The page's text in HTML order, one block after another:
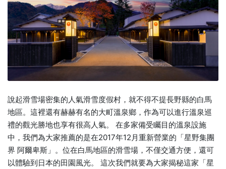
說起滑雪場密集的人氣滑雪度假村，就不得不提長野縣的白馬
地區。這裡還有赫赫有名的大町溫泉鄉，作為可以進行溫泉巡
禮的觀光勝地也享有很高人氣。 在多家備受矚目的溫泉設施
中，我們為大家推薦的是在2017年12月重新營業的「星野集團
界 阿爾卑斯」。位在白馬地區的滑雪場，不僅交通方便，還可
以體驗到日本的田園風光。 這次我們就要為大家揭秘這家「星